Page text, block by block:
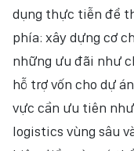
dụng thực tiễn để
phía: xây dựng cơ
những ưu đãi như
hỗ trợ vốn cho dự
vực cần ưu tiên
logistics vùng sâu